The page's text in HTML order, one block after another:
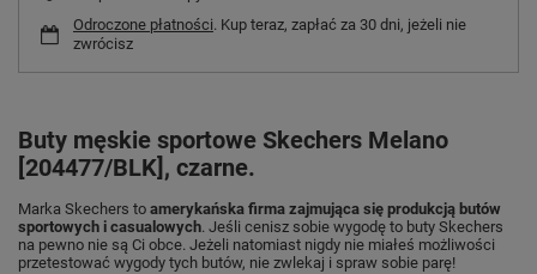
Odroczone płatności. Kup teraz, zapłać za 30 dni, jeżeli nie
zwrócisz
Buty męskie sportowe Skechers Melano
[204477/BLK], czarne.
Marka Skechers to amerykańska firma zajmująca się produkcją butów
sportowych i casualowych. Jeśli cenisz sobie wygodę to buty Skechers
na pewno nie są Ci obce. Jeżeli natomiast nigdy nie miałeś możliwości
przetestować wygody tych butów, nie zwlekaj i spraw sobie parę!